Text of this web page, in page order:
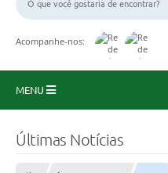
Acompanhe-nos:
MENU
Últimas Notícias